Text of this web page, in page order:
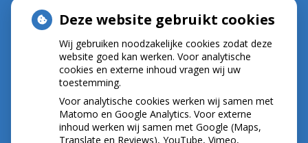
E-mail:
r.crul@kpnplanet.nl
BIG-nummer ; 09020533702
NIEUWS
Let op: valse Infomedics-mails over
openstaande rekening
Deze website gebruikt cookies
Wij gebruiken noodzakelijke cookies zodat deze
website goed kan werken. Voor analytische
cookies en externe inhoud vragen wij uw
toestemming.
Voor analytische cookies werken wij samen met
Matomo en Google Analytics. Voor externe
inhoud werken wij samen met Google (Maps,
Translate en Reviews), YouTube, Vimeo,